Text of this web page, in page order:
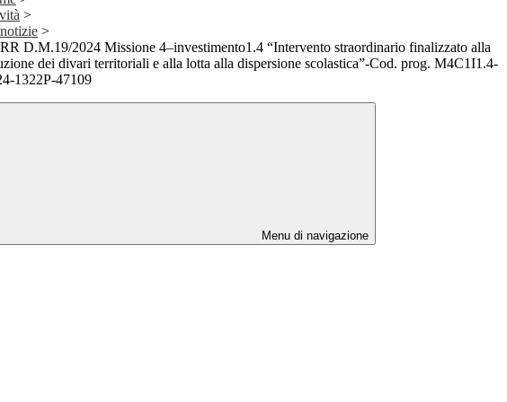
>
>
D.M.19/2024 Missione 4–investimento1.4 “Intervento straordinario finalizzato alla
dei divari territoriali e alla lotta alla dispersione scolastica”-Cod. prog. M4C1I1.4-
1322P-47109
Menu di navigazione